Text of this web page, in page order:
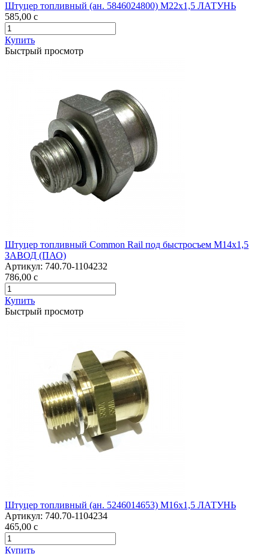
Штуцер топливный (ан. 5846024800) М22х1,5 ЛАТУНЬ
585,00 c
Купить
Быстрый просмотр
Штуцер топливный Common Rail под быстросъем М14х1,5
ЗАВОД (ПАО)
Артикул: 740.70-1104232
786,00 c
Купить
Быстрый просмотр
Штуцер топливный (ан. 5246014653) М16х1,5 ЛАТУНЬ
Артикул: 740.70-1104234
465,00 c
Купить